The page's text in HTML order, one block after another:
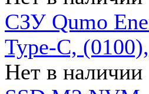
СЗУ Qumo
Type-C,
Нет в наличии